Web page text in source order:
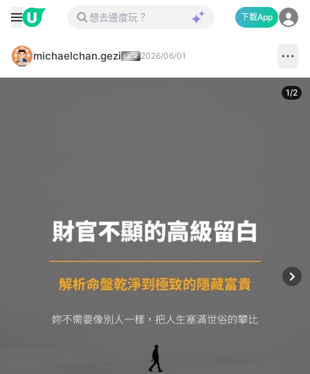
下載App
michaelchan.gezi 2026/06/01
1/2